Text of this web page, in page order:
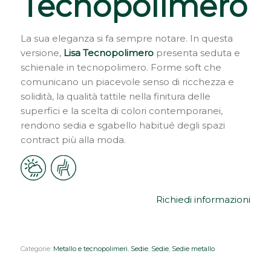
La sua eleganza si fa sempre notare. In questa
versione, Lisa Tecnopolimeropresenta seduta e
schienale in tecnopolimero. Forme soft che
comunicano un piacevole senso di ricchezza e
solidità, la qualità tattile nella finitura delle
superfici e la scelta di colori contemporanei,
rendono sedia e sgabello habitué degli spazi
contract più alla moda.
Richiedi informazioni
Categorie: Metallo e tecnopolimeri, Sedie, Sedie, Sedie metallo